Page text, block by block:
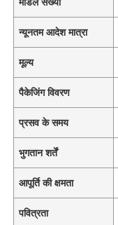
न्यूनतम आदेश मात्रा
मूल्य
पैकेजिंग विवरण
प्रसव के समय
भुगतान शर्तें
आपूर्ति की क्षमता
पवित्रता